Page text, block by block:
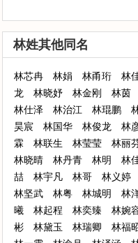
林姓其他同名
林芯冉 林娟 林甬珩 林
龙
林晓妤 林金刚 林茵
林仕泽
林治江 林琨鹏
昊宸
林国华 林俊龙 林
霖
林联生 林莹莹 林丽
林晓晴
林丹青 林明 林
喆
林宇凡 林哥 林义婷
林坚武
林粤 林城明 林
曦
林起程 林奕臻 林婉
彬
林黛玉 林瑞卿 林福